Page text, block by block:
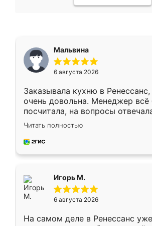
Мальвина
6 августа 2026
Заказывала кухню в Ренессанс,
очень довольна. Менеджер всё
посчитала, на вопросы
Замерщик приехал в субботу,
делу со всей
за день, ребята работали
Читать полностью
Игорь М.
6 августа 2026
На самом деле в Ренессанс